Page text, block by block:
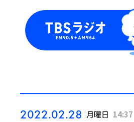
2022.02.28 月曜日 14:37